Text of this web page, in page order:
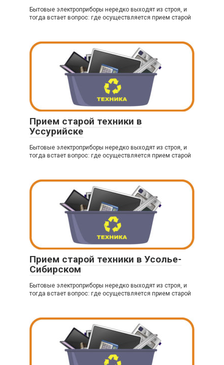
Бытовые электроприборы нередко выходят из строя, и
тогда встает вопрос: где осуществляется прием старой
Прием старой техники в
Уссурийске
Бытовые электроприборы нередко выходят из строя, и
тогда встает вопрос: где осуществляется прием старой
Прием старой техники в Усолье-
Сибирском
Бытовые электроприборы нередко выходят из строя, и
тогда встает вопрос: где осуществляется прием старой